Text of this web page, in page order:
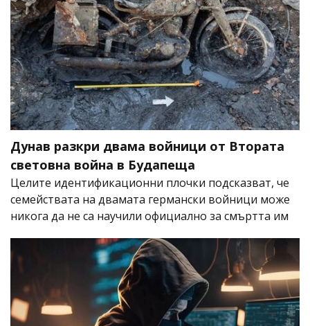
Дунав разкри двама войници от Втората
световна война в Будапеща
Целите идентификационни плочки подсказват, че
семействата на двамата германски войници може
никога да не са научили официално за смъртта им